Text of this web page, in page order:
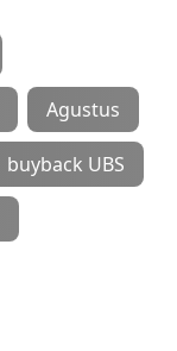
Agustus
buyback UBS